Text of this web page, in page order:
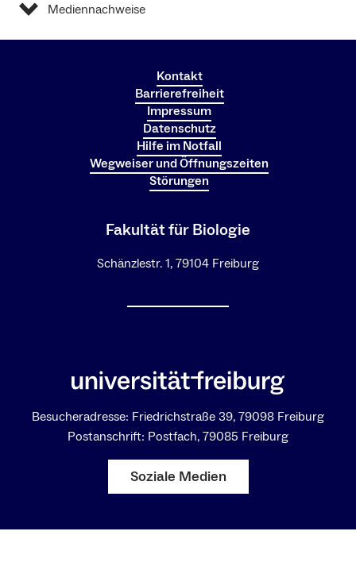
Mediennachweise
Kontakt
Barrierefreiheit
Impressum
Datenschutz
Hilfe im Notfall
Wegweiser und Öffnungszeiten
Störungen
Fakultät für Biologie
Schänzlestr. 1, 79104 Freiburg
Besucheradresse: Friedrichstraße 39, 79098 Freiburg
Postanschrift: Postfach, 79085 Freiburg
Soziale Medien